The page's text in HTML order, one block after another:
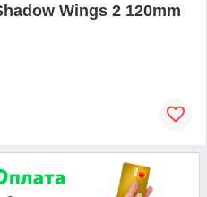
Wings 2 120mm